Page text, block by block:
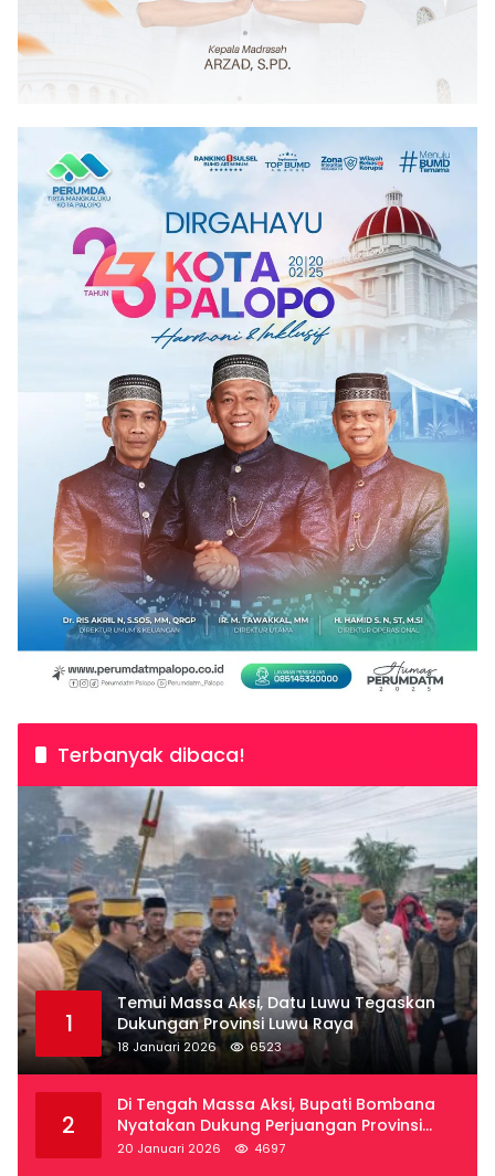
Terbanyak dibaca!
1
Temui Massa Aksi, Datu Luwu Tegaskan
Dukungan Provinsi Luwu Raya
18 Januari 2026 6523
2
Di Tengah Massa Aksi, Bupati Bombana
Nyatakan Dukung Perjuangan Provinsi
Luwu Raya
20 Januari 2026 4697